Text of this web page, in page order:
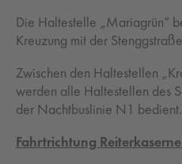
Die Haltestelle „Mariagrün“
Kreuzung mit der
Zwischen den Haltestellen
werden alle Haltestellen des
der Nachtbuslinie N1 bedient.
Fahrtrichtung